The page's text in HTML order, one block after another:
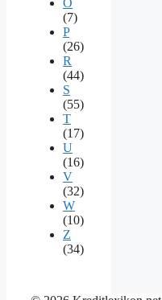
O
(7)
P
(26)
R
(44)
S
(55)
T
(17)
U
(16)
V
(32)
W
(10)
Z
(34)